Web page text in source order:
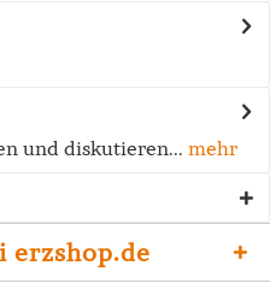
und diskutieren... mehr
erzshop.de